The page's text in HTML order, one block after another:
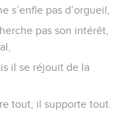
s’enfle pas d’orgueil,
pas son intérêt,
il se réjouit de la
tout, il supporte tout.